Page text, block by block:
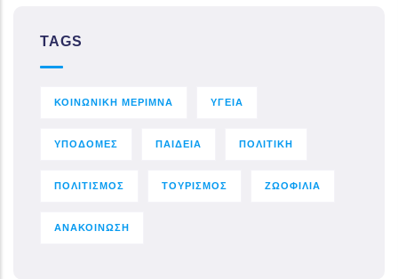
TAGS
ΚΟΙΝΩΝΙΚΗ ΜΕΡΙΜΝΑ ΥΓΕΙΑ
ΥΠΟΔΟΜΕΣ ΠΑΙΔΕΙΑ ΠΟΛΙΤΙΚΗ
ΠΟΛΙΤΙΣΜΟΣ ΤΟΥΡΙΣΜΟΣ ΖΩΟΦΙΛΙΑ
ΑΝΑΚΟΙΝΩΣΗ